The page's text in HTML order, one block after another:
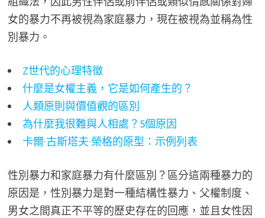
女的暴力不再被視為家庭暴力，現在被視為並稱為性
別暴力。
Z世代的心理特徵
什麼是女權主義，它是如何產生的？
人類原則與價值觀的區別
為什麼我很難與人相處？5個原因
卡爾·古斯塔夫·榮格的原型：示例列表
性別暴力和家庭暴力有什麼區別？區分這兩種暴力的
原因是，性別暴力是對一種結構性暴力、父權制度、
男女之間真正不平等的歷史存在的回應，並且女性因